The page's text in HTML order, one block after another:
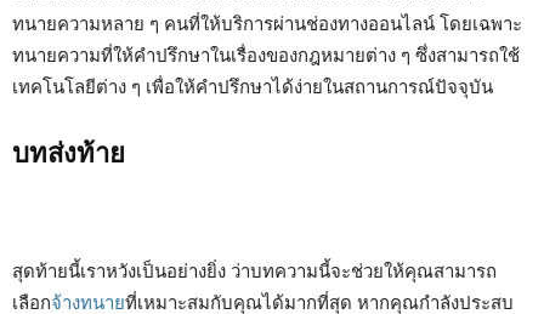
ทนายความหลาย ๆ คนที่ให้บริการผ่านช่องทางออนไลน์ โดยเฉพาะ
ทนายความที่ให้คำปรึกษาในเรื่องของกฎหมายต่าง ๆ ซึ่งสามารถใช้
เทคโนโลยีต่าง ๆ เพื่อให้คำปรึกษาได้ง่ายในสถานการณ์ปัจจุบัน
บทส่งท้าย
สุดท้ายนี้เราหวังเป็นอย่างยิ่ง ว่าบทความนี้จะช่วยให้คุณสามารถ
เลือกจ้างทนายที่เหมาะสมกับคุณได้มากที่สุด หากคุณกำลังประสบ